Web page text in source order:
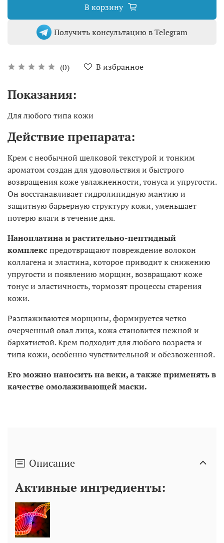
(0) В избранное
В корзину
Получить консультацию в Telegram
Показания:
Для любого типа кожи
Действие препарата:
Крем с необычной шелковой текстурой и тонким
ароматом создан для удовольствия и быстрого
возвращения коже увлажненности, тонуса и упругости.
Он восстанавливает гидролипидную мантию и
защитную барьерную структуру кожи, уменьшает
потерю влаги в течение дня.
Наноплатина и растительно-пептидный
комплекспредотвращают повреждение волокон
коллагена и эластина, которое приводит к снижению
упругости и появлению морщин, возвращают коже
тонус и эластичность, тормозят процессы старения
кожи.
Разглаживаются морщины, формируется четко
очерченный овал лица, кожа становится нежной и
бархатистой. Крем подходит для любого возраста и
типа кожи, особенно чувствительной и обезвоженной.
Его можно наносить на веки, а также применять в
качестве омолаживающей маски.
Описание
Активные ингредиенты: